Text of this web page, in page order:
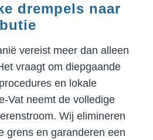
drempels naar
vereist meer dan alleen
vraagt om diepgaande
en lokale
Vat neemt de volledige
Wij elimineren
grens en garanderen een